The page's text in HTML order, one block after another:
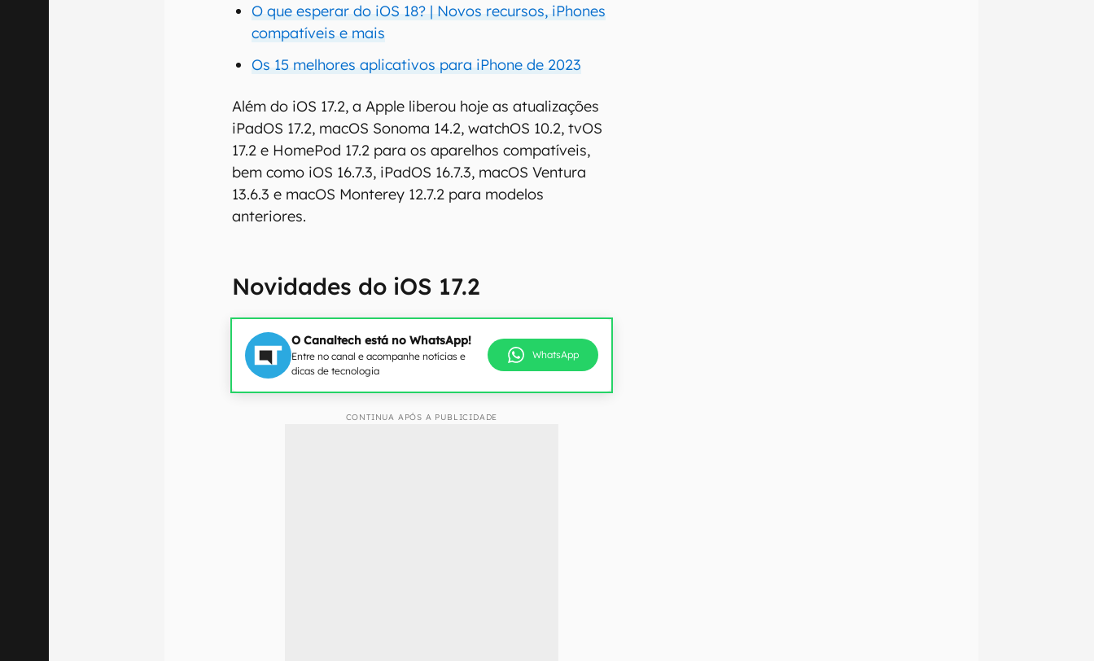
O que esperar do iOS 18? | Novos recursos, iPhones
compatíveis e mais
Os 15 melhores aplicativos para iPhone de 2023
Além do iOS 17.2, a Apple liberou hoje as atualizações
iPadOS 17.2, macOS Sonoma 14.2, watchOS 10.2, tvOS
17.2 e HomePod 17.2 para os aparelhos compatíveis,
bem como iOS 16.7.3, iPadOS 16.7.3, macOS Ventura
13.6.3 e macOS Monterey 12.7.2 para modelos
anteriores.
Novidades do iOS 17.2
O Canaltech está no WhatsApp!
Entre no canal e acompanhe notícias e
dicas de tecnologia
WhatsApp
CONTINUA APÓS A PUBLICIDADE